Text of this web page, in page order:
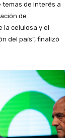
de interés a
de
la celulosa y el
del país”, finalizó